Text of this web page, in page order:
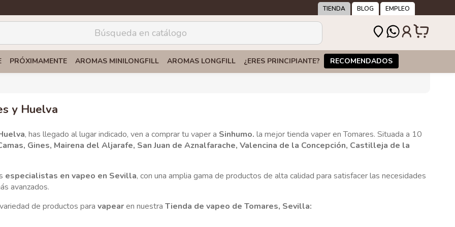
TIENDA BLOG EMPLEO
PRÓXIMAMENTE AROMAS MINILONGFILL AROMAS LONGFILL ¿ERES PRINCIPIANTE? RECOMENDADOS
y Huelva
, has llegado al lugar indicado, ven a comprar tu vaper a Sinhumo. la mejor tienda vaper en Tomares. Situada a 10
Gines, Mairena del Aljarafe, San Juan de Aznalfarache, Valencina de la Concepción, Castilleja de la
especialistas en vapeo en Sevilla, con una amplia gama de productos de alta calidad para satisfacer las necesidades
avanzados.
de productos para vapearen nuestra Tienda de vapeo de Tomares, Sevilla: